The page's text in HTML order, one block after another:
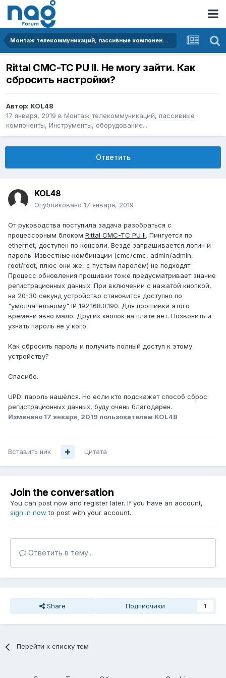
Монтаж телекоммуникаций, пассивные компоненты, Инструменты, оборудование...
Rittal CMC-TC PU II. Не могу зайти. Как
сбросить настройки?
Автор: KOL48
17 января, 2019 в Монтаж телекоммуникаций, пассивные
компоненты, Инструменты, оборудование...
Ответить
KOL48
Опубликовано 17 января, 2019
От руководства поступила задача разобраться с
процессорным блоком Rittal CMC-TC PU II. Пингуется по
ethernet, доступен по консоли. Везде запрашивается логин и
пароль. Известные комбинации (cmc/cmc, admin/admin,
root/root, плюс они же, с пустым паролем) не подходят.
Процесс обновления прошивки тоже предусматривает знание
регистрационных данных. При включении с нажатой кнопкой,
на 20-30 секунд устройство становится доступно по
"умолчательному" IP 192.168.0.190. Для прошивки этого
времени явно мало. Других кнопок на плате нет. Позвонить и
узнать пароль не у кого.
Как сбросить пароль и получить полный доступ к этому
устройству?
Спасибо.
UPD: пароль нашёлся. Но если кто подскажет способ сброс
регистрационных данных, буду очень благодарен.
Изменено 17 января, 2019 пользователем KOL48
Вставить ник Цитата
Join the conversation
You can post now and register later. If you have an account,
sign in now to post with your account.
Ответить в тему...
Share Подписчики 1
Перейти к списку тем